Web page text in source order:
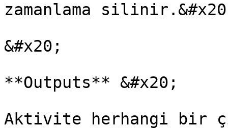
zamanlama
&#x20;
**Outputs** &#x20;
Aktivite herhangi bir